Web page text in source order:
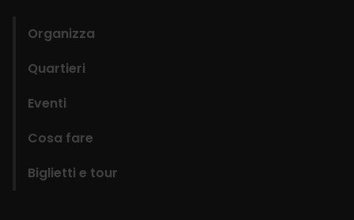
Organizza
Quartieri
Eventi
Cosa fare
Biglietti e tour